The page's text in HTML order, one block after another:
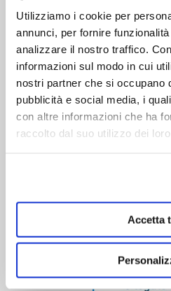
Utilizziamo i cookie per
annunci, per fornire
analizzare il nostro traffico.
informazioni sul modo in cui
nostri partner che si occupano
pubblicità e social media, i
con altre informazioni che ha
raccolto dal suo utilizzo dei
Accetta